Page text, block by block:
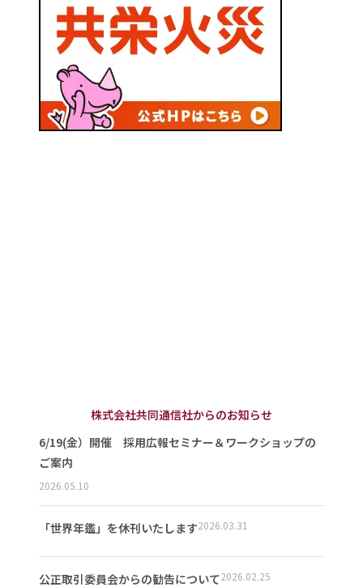
株式会社共同通信社からのお知らせ
6/19(金）開催 採用広報セミナー＆ワークショップの
ご案内
2026.05.10
「世界年鑑」を休刊いたします2026.03.31
公正取引委員会からの勧告について2026.02.25